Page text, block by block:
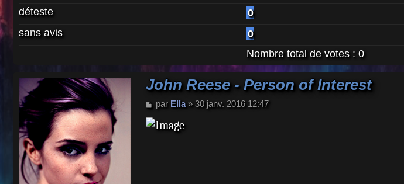
déteste
0
sans avis
0
Nombre total de votes : 0
John Reese - Person of Interest
M
s
par Ella» 30 janv. 2016 12:47